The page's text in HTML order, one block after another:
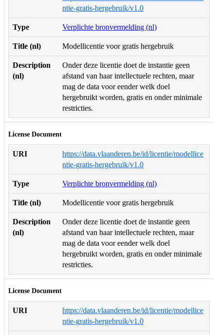
ntie-gratis-hergebruik/v1.0
Type Verplichte bronvermelding (nl)
Title (nl) Modellicentie voor gratis hergebruik
Description
(nl)
Onder deze licentie doet de instantie geen
afstand van haar intellectuele rechten, maar
mag de data voor eender welk doel
hergebruikt worden, gratis en onder minimale
restricties.
License Document
URI
https://data.vlaanderen.be/id/licentie/modellice
ntie-gratis-hergebruik/v1.0
Type Verplichte bronvermelding (nl)
Title (nl) Modellicentie voor gratis hergebruik
Description
(nl)
Onder deze licentie doet de instantie geen
afstand van haar intellectuele rechten, maar
mag de data voor eender welk doel
hergebruikt worden, gratis en onder minimale
restricties.
License Document
URI
https://data.vlaanderen.be/id/licentie/modellice
ntie-gratis-hergebruik/v1.0